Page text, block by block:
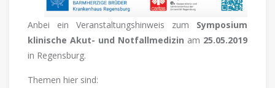
Anbei ein Veranstaltungshinweis zum Symposium
klinische Akut- und Notfallmedizin am 25.05.2019
in Regensburg.
Themen hier sind: